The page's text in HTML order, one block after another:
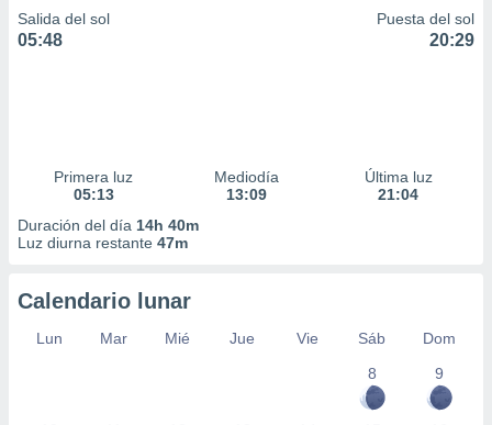
Salida del sol
05:48
Puesta del sol
20:29
Primera luz
05:13
Mediodía
13:09
Última luz
21:04
Duración del día 14h 40m
Luz diurna restante 47m
Calendario lunar
Lun Mar Mié Jue Vie Sáb
Dom
8
9